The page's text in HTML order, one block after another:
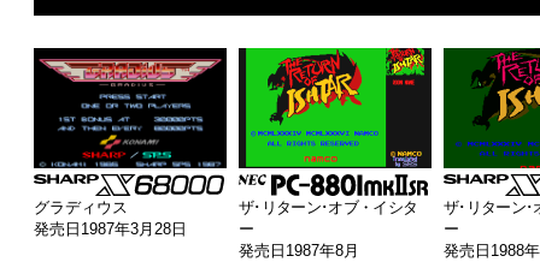
グラディウス
発売日1987年3月28日
ザ･リターン･オブ・イシタ
ー
発売日1987年8月
ザ･リターン･
ー
発売日1988